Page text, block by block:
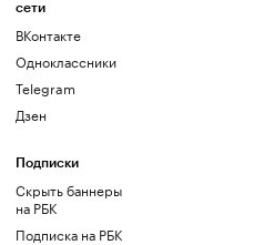
сети
ВКонтакте
Одноклассники
Telegram
Дзен
Подписки
Скрыть баннеры
на РБК
Подписка на РБК